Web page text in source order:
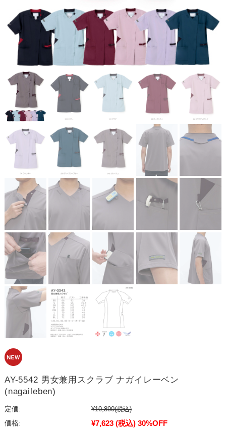
AY-5542 男女兼用スクラブ ナガイレーベン
(nagaileben)
定価: ¥10,890(税込)
価格:
¥7,623 (税込) 30%OFF